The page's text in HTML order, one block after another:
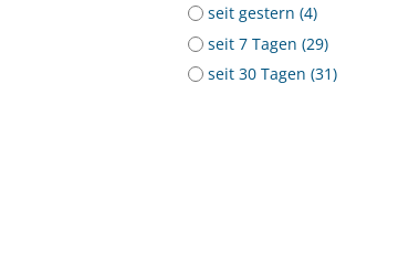
seit gestern (4)
seit 7 Tagen (29)
seit 30 Tagen (31)